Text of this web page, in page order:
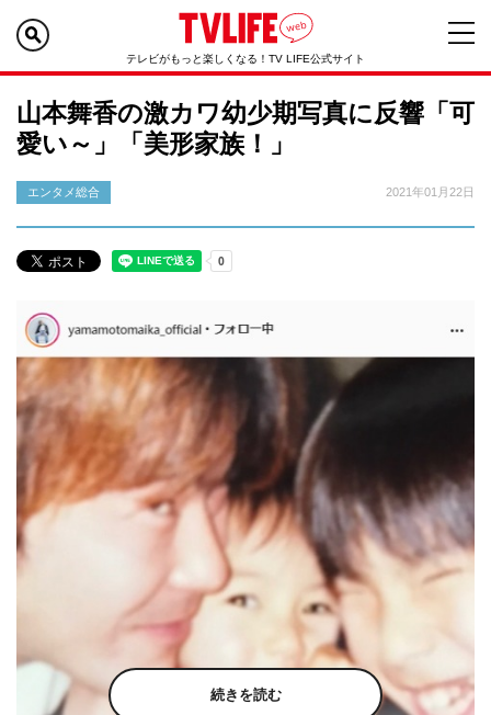
テレビがもっと楽しくなる！TV LIFE公式サイト
山本舞香の激カワ幼少期写真に反響「可
愛い～」「美形家族！」
エンタメ総合 2021年01月22日
続きを読む